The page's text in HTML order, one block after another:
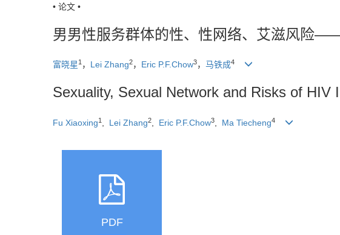
• 论文 •
男男性服务群体的性、性网络、艾滋风险
富晓星1 ， Lei Zhang2， Eric P.F.Chow3， 马铁成4
Sexuality, Sexual Network and Risks of
Fu Xiaoxing1 Lei Zhang2 Eric P.F.Chow3 Ma Tiecheng4
PDF